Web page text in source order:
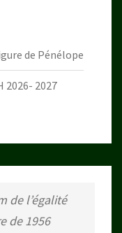
de Pénélope
2026- 2027
de l’égalité
de 1956